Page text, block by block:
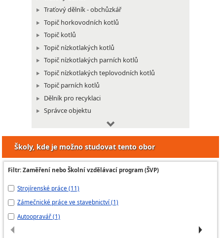
Traťový dělník - obchůzkář
Topič horkovodních kotlů
Topič kotlů
Topič nízkotlakých kotlů
Topič nízkotlakých parních kotlů
Topič nízkotlakých teplovodních kotlů
Topič parních kotlů
Dělník pro recyklaci
Správce objektu
Dělník servisu motorových vozidel
Dělník ve strojírenské výrobě
Galvanizér
Předák na povrchu
Školy, kde je možno studovat tento obor
Filtr: Zaměření nebo Školní vzdělávací program (ŠVP)
Strojírenské práce (11)
Zámečnické práce ve stavebnictví (1)
Autoopravář (1)